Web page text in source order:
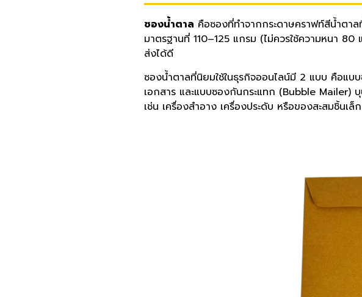
ซองน้ำตาล คือซองที่ทำจากกระดาษคราฟท์สีน้ำตา
มาตรฐานที่ 110–125 แกรม (ไม่ควรใช้ความหนา
ส่งได้ดี
ซองน้ำตาลที่นิยมใช้ในธุรกิจออนไลน์มี 2 แบบ คือแบ
เอกสาร และแบบซองกันกระแทก (Bubble Mailer)
เช่น เครื่องสำอาง เครื่องประดับ หรือของสะสมชิ้นเล็ก